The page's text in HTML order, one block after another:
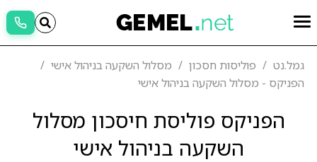
גמל.נט פוליסות חסכון
מסלול השקעה בניהול אישי
הפניקס - מסלול השקעה בניהול אישי
הפניקס פוליסת חיסכון מסלול
השקעה בניהול אישי